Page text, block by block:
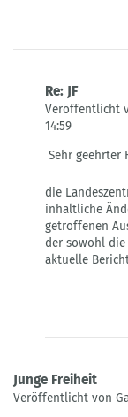
Re: JF
Veröffentlicht
14:59
auf
von
Marco
Reese
Sehr geehrter
die
inhaltliche
getroffenen
der sowohl
aktuelle
Junge Freiheit
Veröffentlicht von